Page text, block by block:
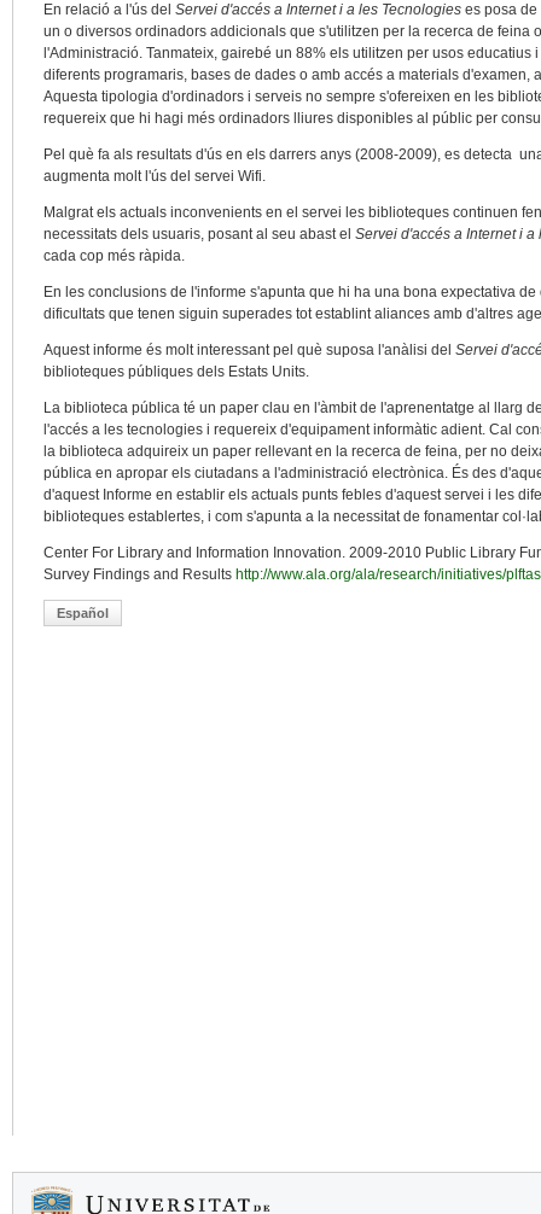
En relació a l'ús del Servei d'accés a Internet i a les Tecnologies es posa
un o diversos ordinadors addicionals que s'utilitzen per la recerca de feina
l'Administració. Tanmateix, gairebé un 88% els utilitzen per usos
diferents programaris, bases de dades o amb accés a materials
Aquesta tipologia d'ordinadors i serveis no sempre s'ofereixen en les
requereix que hi hagi més ordinadors lliures disponibles al públic per
Pel què fa als resultats d'ús en els darrers anys (2008-2009), es detecta
augmenta molt l'ús del servei Wifi.
Malgrat els actuals inconvenients en el servei les biblioteques continuen
necessitats dels usuaris, posant al seu abast el Servei d'accés a Internet i a
cada cop més ràpida.
En les conclusions de l'informe s'apunta que hi ha una bona expectativa
dificultats que tenen siguin superades tot establint aliances amb d'altres
Aquest informe és molt interessant pel què suposa l'anàlisi del Servei
biblioteques públiques dels Estats Units.
La biblioteca pública té un paper clau en l'àmbit de l'aprenentatge al llarg
l'accés a les tecnologies i requereix d'equipament informàtic adient. Cal
la biblioteca adquireix un paper rellevant en la recerca de feina, per no
pública en apropar els ciutadans a l'administració electrònica. És des
d'aquest Informe en establir els actuals punts febles d'aquest servei i les
biblioteques establertes, i com s'apunta a la necessitat de fonamentar
Center For Library and Information Innovation. 2009-2010 Public Library
Survey Findings and Results http://www.ala.org/ala/research/initiatives/
Español